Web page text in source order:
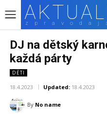
DJ na dětský
každá párty
DĚTI
18.4.2023 Updated: 18.4.2023
By No name